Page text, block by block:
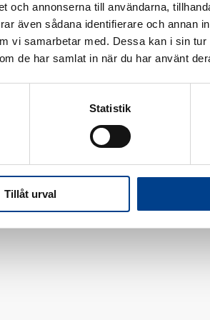
och annonserna till användarna,
även sådana identifierare och annan
vi samarbetar med. Dessa kan i sin
de har samlat in när du har använt
Statistik
Tillåt urval